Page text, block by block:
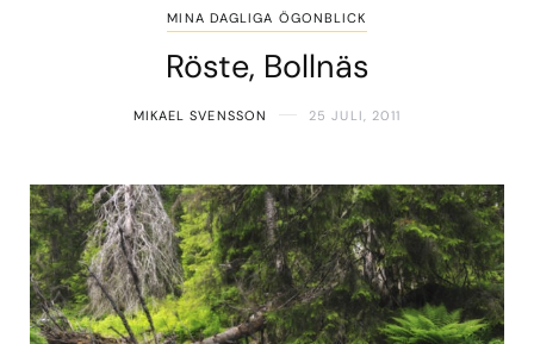
MINA DAGLIGA ÖGONBLICK
Röste, Bollnäs
MIKAEL SVENSSON 25 JULI, 2011